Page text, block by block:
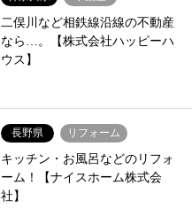
二俣川など相鉄線沿線の不動産
なら…。【株式会社ハッピーハ
ウス】
長野県 リフォーム
キッチン・お風呂などのリフォ
ーム！【ナイスホーム株式会
社】